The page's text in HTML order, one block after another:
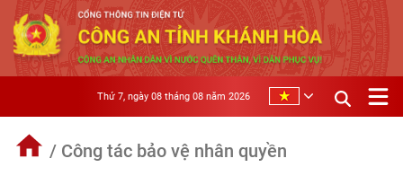
Thứ 7, ngày 08 tháng 08 năm 2026
/ Công tác bảo vệ nhân quyền